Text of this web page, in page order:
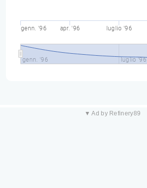
genn. '96 apr. '96 luglio '96
genn. '96 luglio '96
▼ Ad by Refinery89